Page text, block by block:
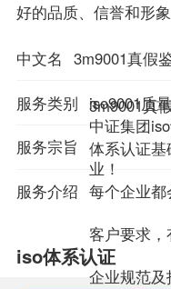
好的品质、信誉和形象
中文名 3m9001真假
服务类别 iso9001质
服务宗旨
中证集团
业！
服务介绍
3m9001真
体系认证
每个企业
客户要求
企业规范及
iso体系认证